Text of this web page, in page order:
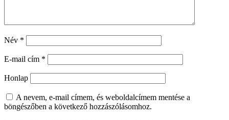
Név *
E-mail cím *
Honlap
A nevem, e-mail címem, és weboldalcímem mentése a
böngészőben a következő hozzászólásomhoz.